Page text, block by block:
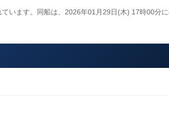
います。同船は、2026年01月29日(木) 17時00分